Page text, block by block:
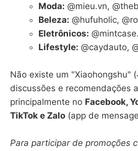
Moda: @mieu.vn,
Beleza: @hufuholic,
Eletrônicos: @mintcase.
Lifestyle: @caydauto,
Não existe um "Xiaohongshu"
discussões e recomendações
principalmente no Facebook,
TikTok e Zalo (app de
Para participar de promoções